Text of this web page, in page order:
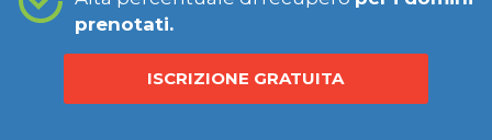
prenotati.
ISCRIZIONE GRATUITA